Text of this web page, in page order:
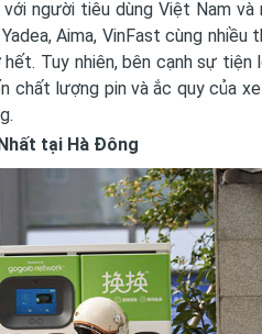
người tiêu dùng Việt Nam và
Aima, VinFast cùng nhiều
Tuy nhiên, bên cạnh sự tiện
chất lượng pin và ắc quy của
tại Hà Đông